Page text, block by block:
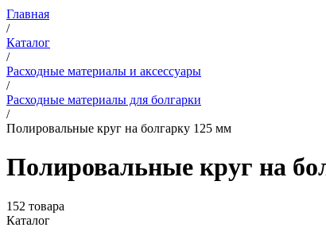
Главная
/
Каталог
/
Расходные материалы и аксессуары
/
Расходные материалы для болгарки
/
Полировальные круг на болгарку 125 мм
Полировальные круг на
152 товара
Каталог